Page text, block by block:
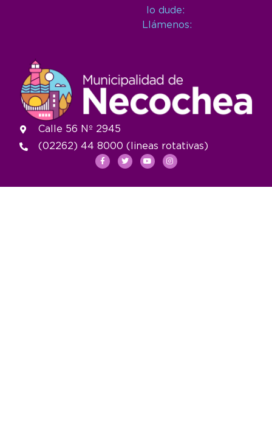
lo dude:
Llámenos:
Calle 56 Nº 2945
(02262) 44 8000 (lineas rotativas)